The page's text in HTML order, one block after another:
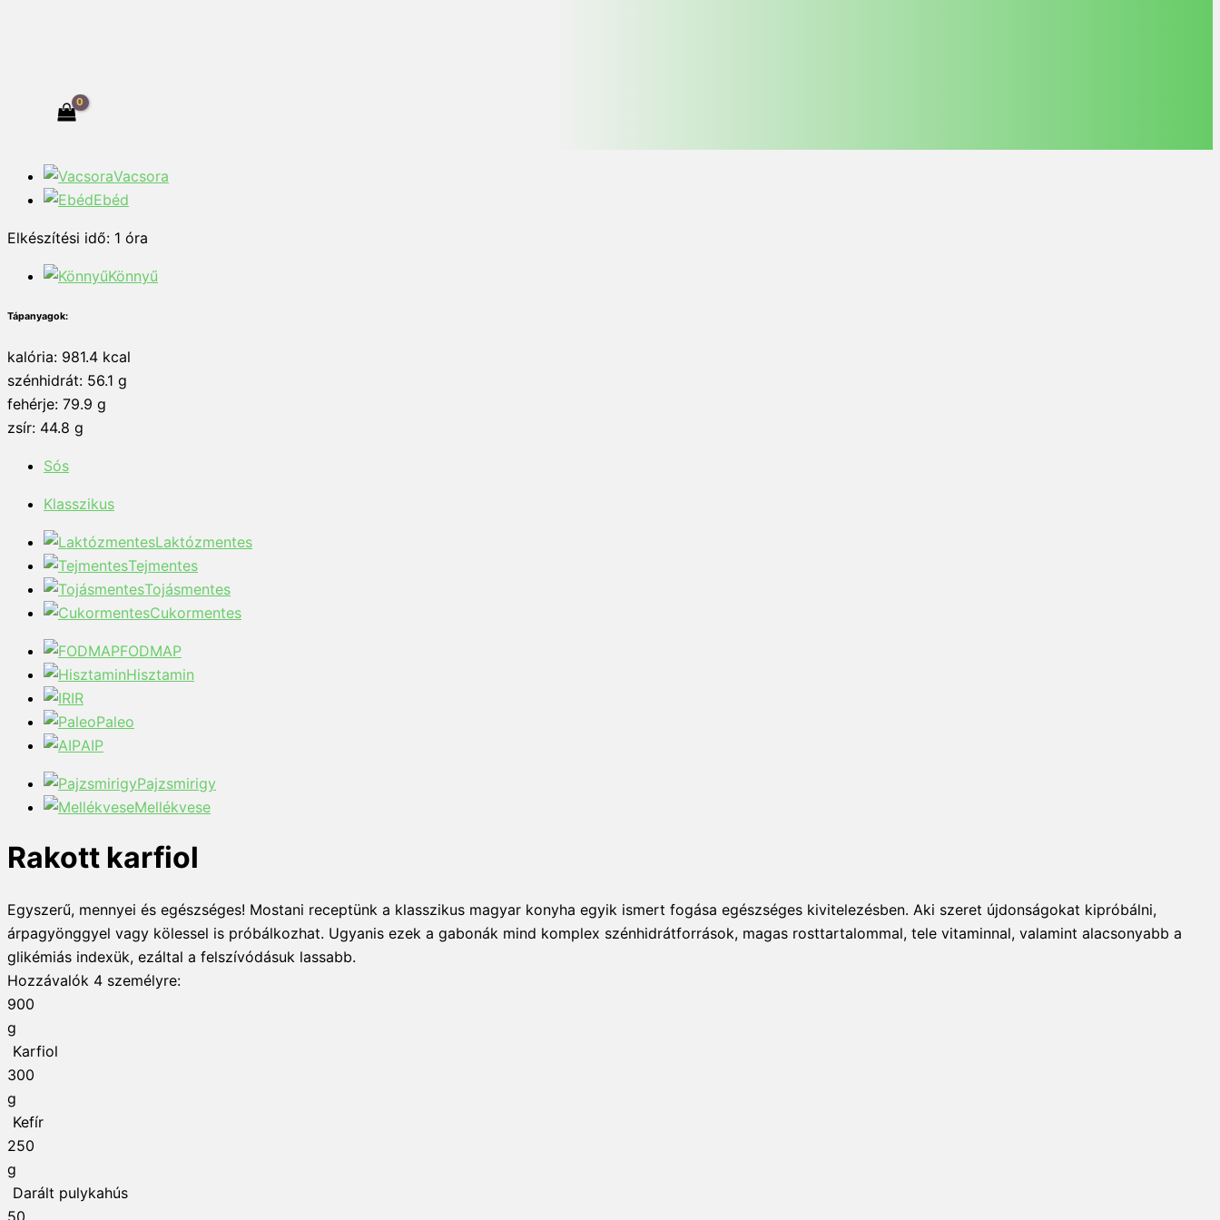
Vacsora
Ebéd
Elkészítési idő: 1 óra
Könnyű
Tápanyagok:
kalória: 981.4 kcal
szénhidrát: 56.1 g
fehérje: 79.9 g
zsír: 44.8 g
Sós
Klasszikus
Laktózmentes
Tejmentes
Tojásmentes
Cukormentes
FODMAP
Hisztamin
IR
Paleo
AIP
Pajzsmirigy
Mellékvese
Rakott karfiol
Egyszerű, mennyei és egészséges! Mostani receptünk a klasszikus magyar konyha egyik ismert fogása egészséges kivitelezésben. Aki szeret újdonságokat kipróbálni,
árpagyönggyel vagy kölessel is próbálkozhat. Ugyanis ezek a gabonák mind komplex szénhidrátforrások, magas rosttartalommal, tele vitaminnal, valamint alacsonyabb a
glikémiás indexük, ezáltal a felszívódásuk lassabb.
Hozzávalók 4 személyre:
900
g
Karfiol
300
g
Kefír
250
g
Darált pulykahús
50